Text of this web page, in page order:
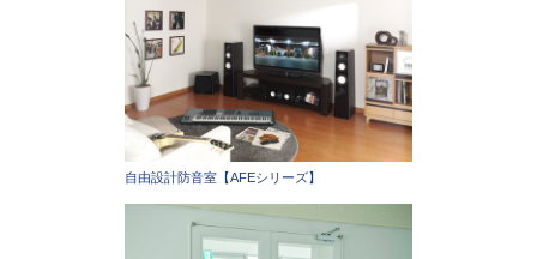
自由設計防音室【AFEシリーズ】